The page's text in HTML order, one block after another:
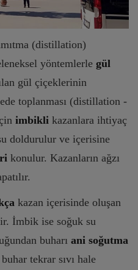
(distillation)
yöntemlerle gül
gül çiçeklerinin
toplanması (distillation -
imbikli kazanlara ihtiyaç
doldurulur ve içerisine
konulur. Kazanların ağzı
kazan içerisinde oluşan
İmbik ise soğuk su
buharı ani soğutma
tekrar sıvı hale